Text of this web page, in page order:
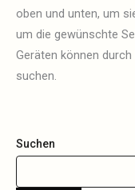
oben und unten, um
um die gewünschte
Geräten können
suchen.
Suchen